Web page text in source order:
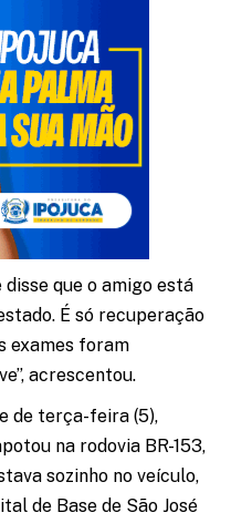
que o amigo está
É só recuperação
exames foram
acrescentou.
de terça-feira (5),
na rodovia BR-153,
sozinho no veículo,
de Base de São José